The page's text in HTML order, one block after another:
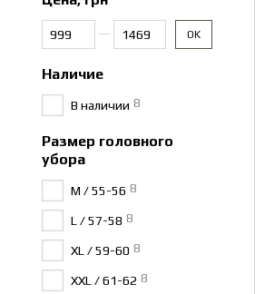
OK
Наличие
В наличии 8
Размер головного
убора
M / 55-56 8
L / 57-58 8
XL / 59-60 8
XXL / 61-62 8